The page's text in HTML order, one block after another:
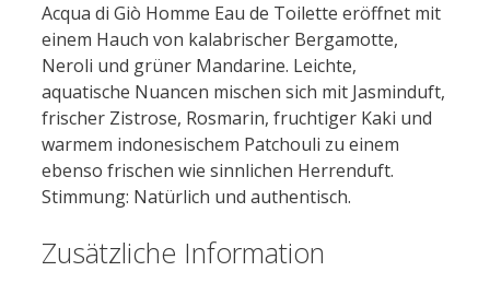
Acqua di Giò Homme Eau de Toilette eröffnet mit
einem Hauch von kalabrischer Bergamotte,
Neroli und grüner Mandarine. Leichte,
aquatische Nuancen mischen sich mit Jasminduft,
frischer Zistrose, Rosmarin, fruchtiger Kaki und
warmem indonesischem Patchouli zu einem
ebenso frischen wie sinnlichen Herrenduft.
Stimmung: Natürlich und authentisch.
Zusätzliche Information